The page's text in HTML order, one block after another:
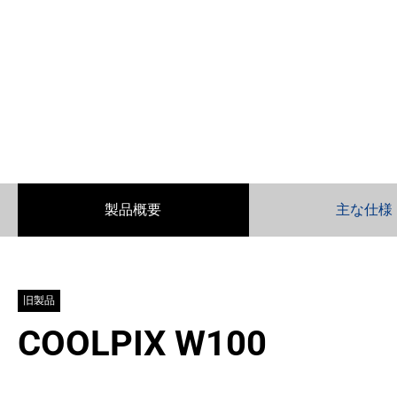
製品概要 主な仕様
旧製品
COOLPIX W100